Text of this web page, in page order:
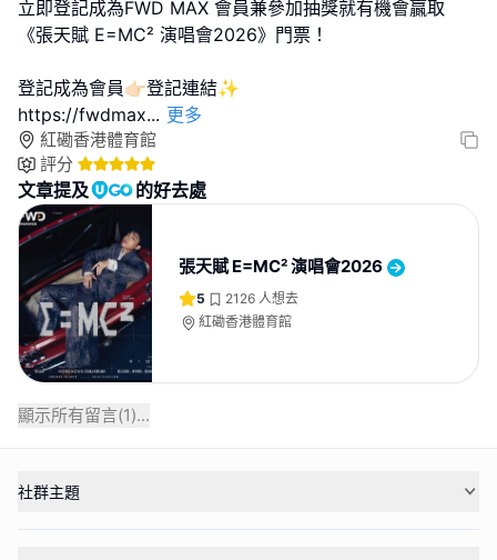
立即登記成為FWD MAX 會員兼參加抽獎就有機會贏取
《張天賦 E=MC² 演唱會2026》門票！
登記成為會員👉🏻登記連結✨
https://fwdmax... 更多
紅磡香港體育館
評分
文章提及 的好去處
張天賦 E=MC² 演唱會2026
5 2126 人想去
紅磡香港體育館
顯示所有留言(1)...
社群主題